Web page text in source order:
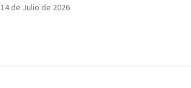
14 de Julio de 2026